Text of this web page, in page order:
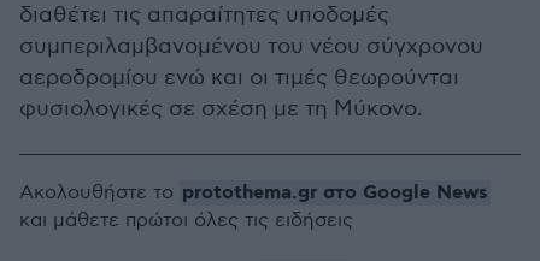
διαθέτει τις απαραίτητες υποδομές
συμπεριλαμβανομένου του νέου σύγχρονου
αεροδρομίου ενώ και οι τιμές θεωρούνται
φυσιολογικές σε σχέση με τη Μύκονο.
Ακολουθήστε το protothema.gr στο Google News
και μάθετε πρώτοι όλες τις ειδήσεις